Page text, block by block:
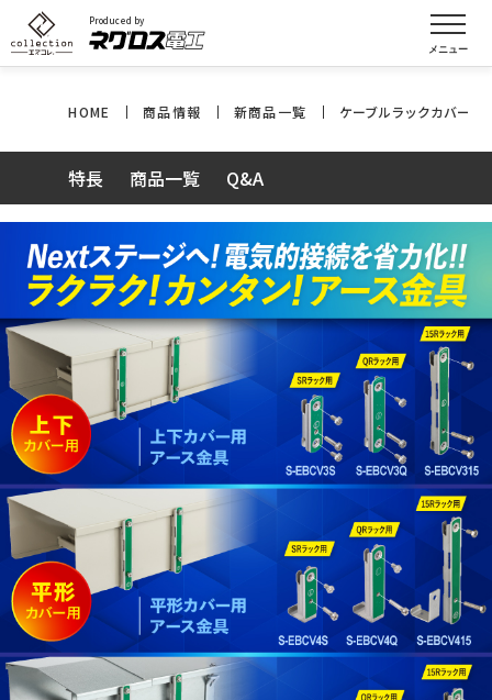
Produced by
HOME 商品情報 新商品一覧 ケーブルラックカバー用
特長 商品一覧 Q&A